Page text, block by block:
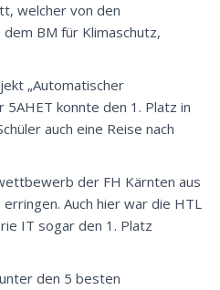
welcher von den
BM für Klimaschutz,
„Automatischer
5AHET konnte den 1. Platz in
auch eine Reise nach
der FH Kärnten aus
Auch hier war die HTL
IT sogar den 1. Platz
den 5 besten